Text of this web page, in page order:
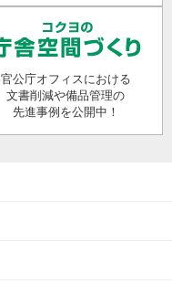
官公庁オフィスにおける
文書削減や備品管理の
先進事例を公開中！